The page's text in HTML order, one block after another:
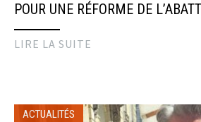
POUR UNE RÉFORME DE
LIRE LA SUITE
ACTUALITÉS